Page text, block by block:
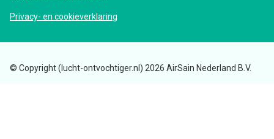
Privacy- en cookieverklaring
© Copyright (lucht-ontvochtiger.nl) 2026 AirSain Nederland B.V.